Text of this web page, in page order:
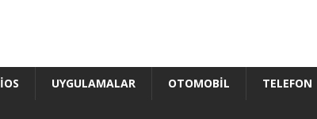
IOS UYGULAMALAR OTOMOBIL TELEFON